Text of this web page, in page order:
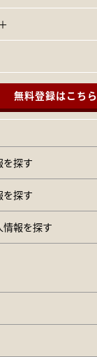
無料登録はこちら
を探す
を探す
情報を探す